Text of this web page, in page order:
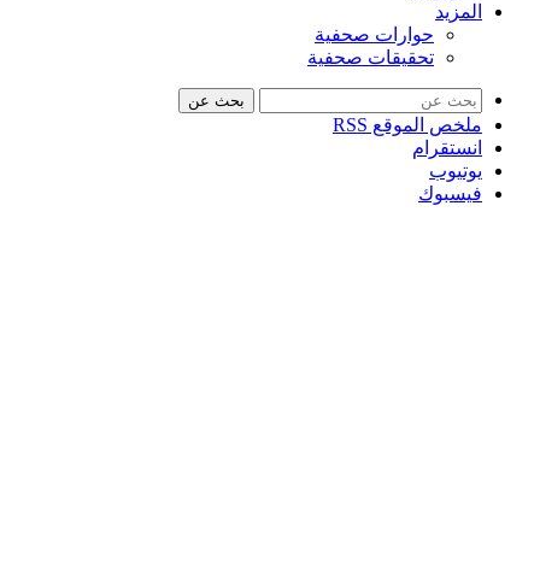
المزيد
حوارات صحفية
تحقيقات صحفية
بحث عن
ملخص الموقع RSS
انستقرام
يوتيوب
فيسبوك